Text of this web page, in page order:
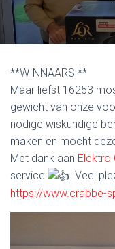
**WINNAARS **
Maar liefst 16253
gewicht van onze
nodige wiskundige
maken en mocht
Met dank aan Elektro
service
. Veel
https://www.crabbe-